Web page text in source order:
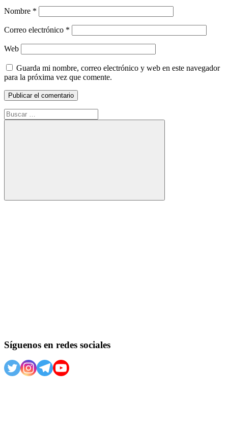
Nombre *
Correo electrónico *
Web
Guarda mi nombre, correo electrónico y web en este navegador
para la próxima vez que comente.
Buscar:
Buscar
Síguenos en redes sociales